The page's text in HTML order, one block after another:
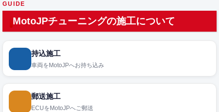
GUIDE
MotoJPチューニングの施工について
持込施工
車両をMotoJPへお持ち込み
郵送施工
ECUをMotoJPへご郵送